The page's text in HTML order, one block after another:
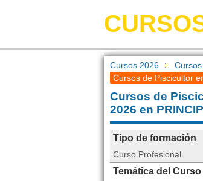
Cursos 2026
Cursos de Piscicultor
Cursos de
2026 en
Tipo de formación
Curso Profesional
Temática del Curso